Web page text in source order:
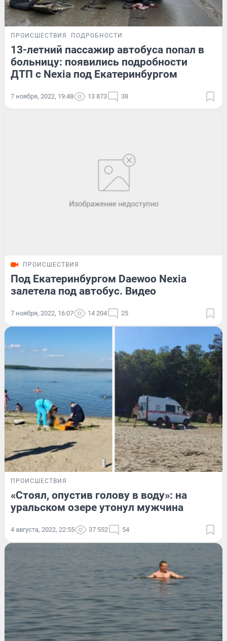
ПРОИСШЕСТВИЯ ПОДРОБНОСТИ
13-летний пассажир автобуса попал в
больницу: появились подробности
ДТП с Nexia под Екатеринбургом
7 ноября, 2022, 19:48 13 873 38
ПРОИСШЕСТВИЯ
Под Екатеринбургом Daewoo Nexia
залетела под автобус. Видео
7 ноября, 2022, 16:07 14 204 25
ПРОИСШЕСТВИЯ
«Стоял, опустив голову в воду»: на
уральском озере утонул мужчина
4 августа, 2022, 22:55 37 552 54